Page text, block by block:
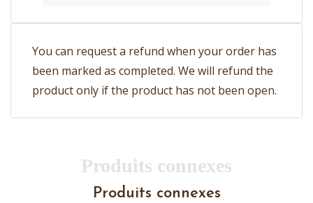
You can request a refund when your order has
been marked as completed. We will refund the
product only if the product has not been open.
Produits connexes
Produits connexes